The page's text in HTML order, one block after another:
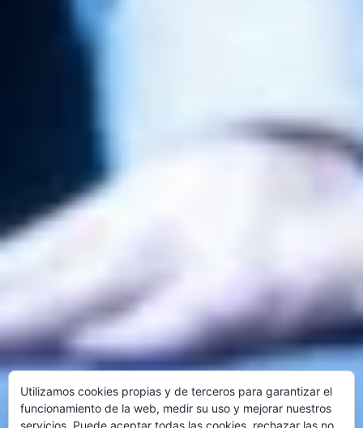
Utilizamos cookies propias y de terceros para garantizar el
funcionamiento de la web, medir su uso y mejorar nuestros
servicios. Puede aceptar todas las cookies, rechazar las no